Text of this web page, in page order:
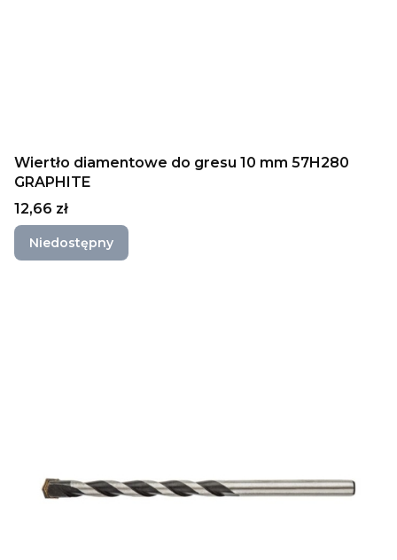
Wiertło diamentowe do gresu 10 mm 57H280
GRAPHITE
Cena
12,66 zł
Niedostępny